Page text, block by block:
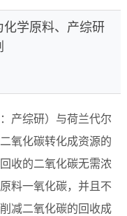
学原料、产综研
产综研）与荷兰代尔
氧化碳转化成资源的
收的二氧化碳无需浓
料一氧化碳，并且不
减二氧化碳的回收成